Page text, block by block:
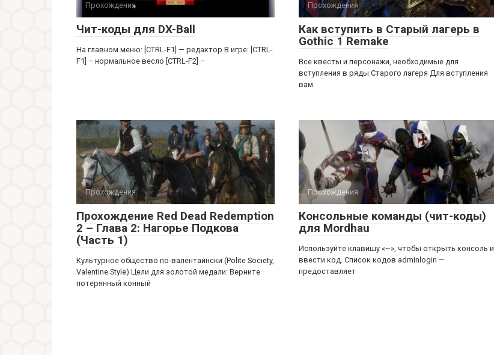
Прохождения
Чит-коды для DX-Ball
На главном меню: [CTRL-F1] — редактор В игре: [CTRL-
F1] – нормальное весло [CTRL-F2] –
Прохождения
Как вступить в Старый лагерь в
Gothic 1 Remake
Все квесты и персонажи, необходимые для
вступления в ряды Старого лагеря Для вступления
вам
Прохождения
Прохождение Red Dead Redemption
2 – Глава 2: Нагорье Подкова
(Часть 1)
Культурное общество по-валентайнски (Polite Society,
Valentine Style) Цели для золотой медали: Верните
потерянный конный
Прохождения
Консольные команды (чит-коды)
для Mordhau
Используйте клавишу «~», чтобы открыть консоль и
ввести код. Список кодов adminlogin —
предоставляет